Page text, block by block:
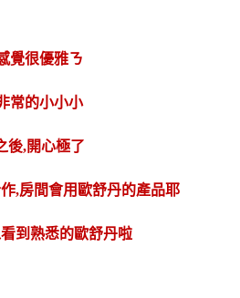
覺很優雅ㄋ
常的小小小
後,開心極了
,房間會用歐舒丹的產品耶
到熟悉的歐舒丹啦